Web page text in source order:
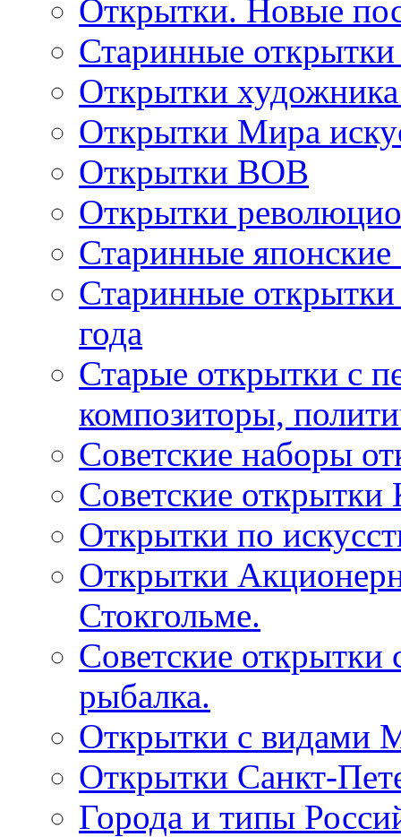
Открытки. Новые
Старинные
Открытки
Открытки Мира
Открытки ВОВ
Открытки
Старинные
Старинные
года
Старые открытки с
композиторы,
Советские наборы
Советские открытки
Открытки по
Открытки
Стокгольме.
Советские открытки
рыбалка.
Открытки с видами
Открытки Санкт-
Города и типы